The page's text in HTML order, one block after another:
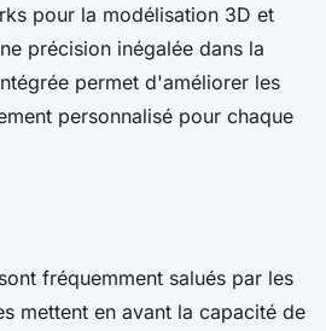
pour la modélisation 3D et
précision inégalée dans la
permet d'améliorer les
personnalisé pour chaque
fréquemment salués par les
mettent en avant la capacité de